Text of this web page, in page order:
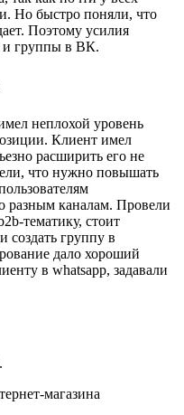
Но быстро поняли, что
Поэтому усилия
и группы в ВК.
неплохой уровень
Клиент имел
расширить его не
что нужно повышать
разным каналам. Провели
тематику, стоит
создать группу в
дало хороший
в whatsapp, задавали